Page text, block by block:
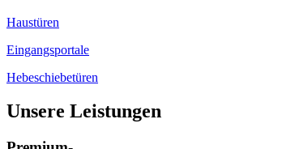
Haustüren
Eingangsportale
Hebeschiebetüren
Unsere Leistungen